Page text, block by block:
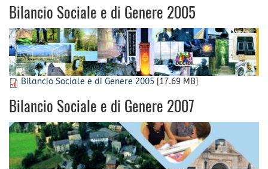
Bilancio Sociale e di Genere 2005
Bilancio Sociale e di Genere 2005 [17.69 MB]
Bilancio Sociale e di Genere 2007